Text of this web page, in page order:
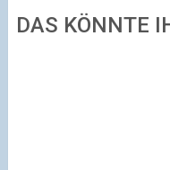
DAS KÖNNTE